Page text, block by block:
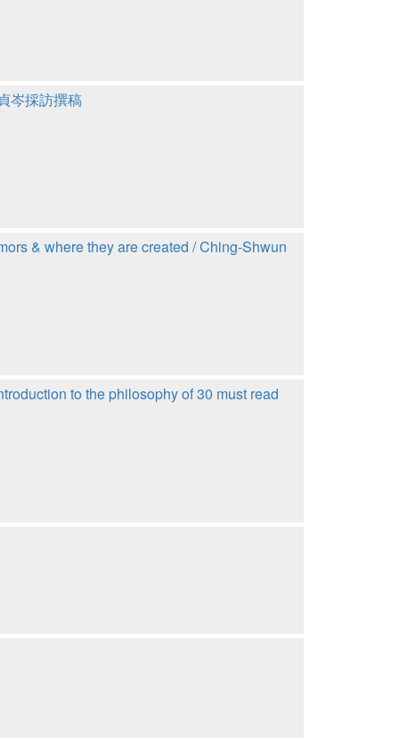
岑採訪撰稿
& where they are created / Ching-Shwun
to the philosophy of 30 must read